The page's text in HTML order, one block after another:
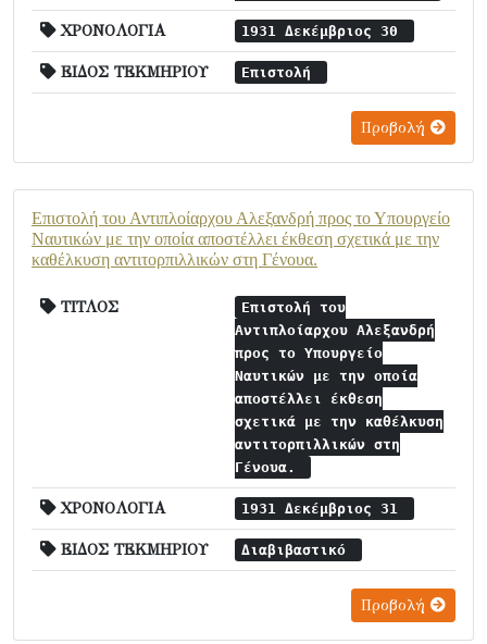
ΧΡΟΝΟΛΟΓΙΑ 1931 Δεκέμβριος 30
ΕΙΔΟΣ ΤΕΚΜΗΡΙΟΥ Επιστολή
Προβολή
Επιστολή του Αντιπλοίαρχου Αλεξανδρή προς το Υπουργείο
Ναυτικών με την οποία αποστέλλει έκθεση σχετικά με την
καθέλκυση αντιτορπιλλικών στη Γένουα.
ΤΙΤΛΟΣ
Επιστολή του
Αντιπλοίαρχου Αλεξανδρή
προς το Υπουργείο
Ναυτικών με την οποία
αποστέλλει έκθεση
σχετικά με την καθέλκυση
αντιτορπιλλικών στη
Γένουα.
ΧΡΟΝΟΛΟΓΙΑ 1931 Δεκέμβριος 31
ΕΙΔΟΣ ΤΕΚΜΗΡΙΟΥ Διαβιβαστικό
Προβολή